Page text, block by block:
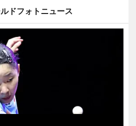
ドフォトニュース